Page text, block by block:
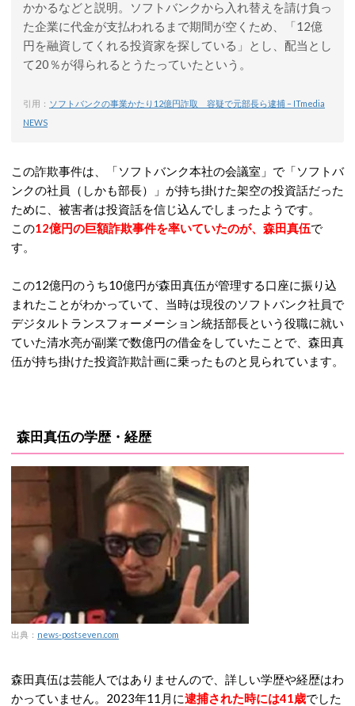
かかるなどと説明。ソフトバンクから入れ替えを請け負っ
た企業に代金が支払われるまで期間が空くため、「12億
円を融資してくれる投資家を探している」とし、配当とし
て20％が得られるとうたっていたという。
引用： ソフトバンクの事業かたり12億円詐取 容疑で元部長ら逮捕 – ITmedia
NEWS
この詐欺事件は、「ソフトバンク本社の会議室」で「ソフトバ
ンクの社員（しかも部長）」が持ち掛けた架空の投資話だった
ために、被害者は投資話を信じ込んでしまったようです。
この12億円の巨額詐欺事件を率いていたのが、森田真伍で
す。
この12億円のうち10億円が森田真伍が管理する口座に振り込
まれたことがわかっていて、当時は現役のソフトバンク社員で
デジタルトランスフォーメーション統括部長という役職に就い
ていた清水亮が副業で数億円の借金をしていたことで、森田真
伍が持ち掛けた投資詐欺計画に乗ったものと見られています。
森田真伍の学歴・経歴
出典： news-postseven.com
森田真伍は芸能人ではありませんので、詳しい学歴や経歴はわ
かっていません。2023年11月に逮捕された時には41歳でした